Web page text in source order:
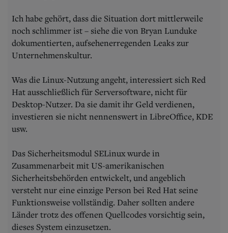
Ich habe gehört, dass die Situation dort mittlerweile
noch schlimmer ist – siehe die von Bryan Lunduke
dokumentierten, aufsehenerregenden Leaks zur
Unternehmenskultur.
Was die Linux-Nutzung angeht, interessiert sich Red
Hat ausschließlich für Serversoftware, nicht für
Desktop-Nutzer. Da sie damit ihr Geld verdienen,
investieren sie nicht nennenswert in LibreOffice, KDE
usw.
Das Sicherheitsmodul SELinux wurde in
Zusammenarbeit mit US-amerikanischen
Sicherheitsbehörden entwickelt, und angeblich
versteht nur eine einzige Person bei Red Hat seine
Funktionsweise vollständig. Daher sollten andere
Länder trotz des offenen Quellcodes vorsichtig sein,
dieses System einzusetzen.